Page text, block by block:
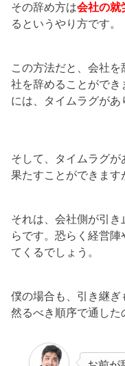
その辞め方は会社の就
るというやり方です。
この方法だと、会社
社を辞めることがで
には、タイムラグがあ
そして、タイムラグ
果たすことができます
それは、会社側が引
らです。恐らく経営
てくるでしょう。
僕の場合も、引き継
然るべき順序で通した